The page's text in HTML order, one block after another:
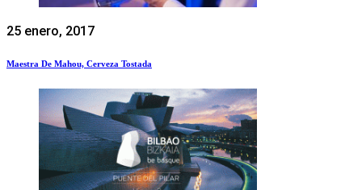
25 enero, 2017
Maestra De Mahou, Cerveza Tostada